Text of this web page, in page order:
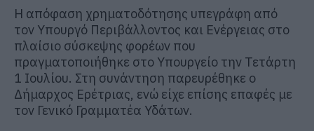
Η απόφαση χρηματοδότησης υπεγράφη από
τον Υπουργό Περιβάλλοντος και Ενέργειας στο
πλαίσιο σύσκεψης φορέων που
πραγματοποιήθηκε στο Υπουργείο την Τετάρτη
1 Ιουλίου. Στη συνάντηση παρευρέθηκε ο
Δήμαρχος Ερέτριας, ενώ είχε επίσης επαφές με
τον Γενικό Γραμματέα Υδάτων.